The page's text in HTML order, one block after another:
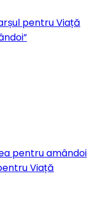
pentru Viață
pentru amândoi
Viață